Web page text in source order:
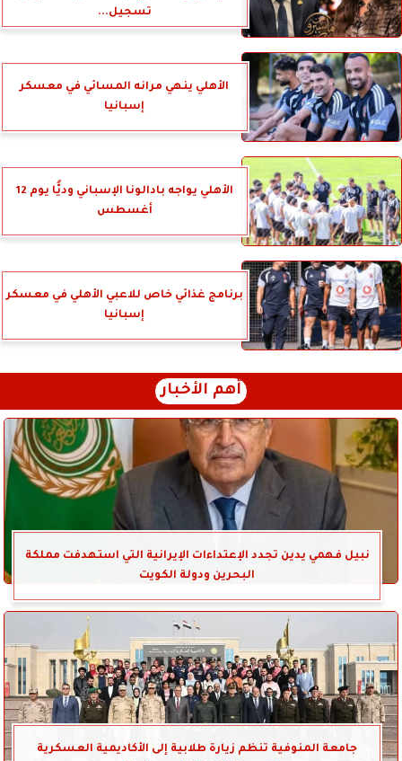
تسجيل...
الأهلي ينهي مرانه المسائي في معسكر
إسبانيا
الأهلي يواجه بادالونا الإسباني وديًّا يوم 12
أغسطس
برنامج غذائي خاص للاعبي الأهلي في معسكر
إسبانيا
أهم الأخبار
نبيل فهمي يدين تجدد الإعتداءات الإيرانية التي استهدفت مملكة
البحرين ودولة الكويت
جامعة المنوفية تنظم زيارة طلابية إلى الأكاديمية العسكرية